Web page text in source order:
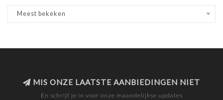
Meest bekeken
MIS ONZE LAATSTE AANBIEDINGEN NIET
En schrijf je in voor onze maandelijkse updates